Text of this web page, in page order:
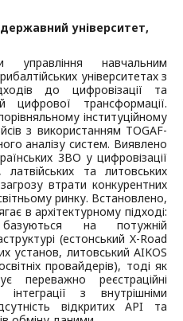
університет,
управління навчальним
університетах з
до цифровізації та
цифрової трансформації.
інституційному
з використанням TOGAF-
аналізу систем. Виявлено
ЗВО у цифровізації
латвійських та литовських
втрати конкурентних
ринку. Встановлено,
в архітектурному підході:
базуються на потужній
(естонський X-Road
установ, литовський AIKOS
провайдерів), тоді як
переважно реєстраційні
з внутрішніми
відкритих API та